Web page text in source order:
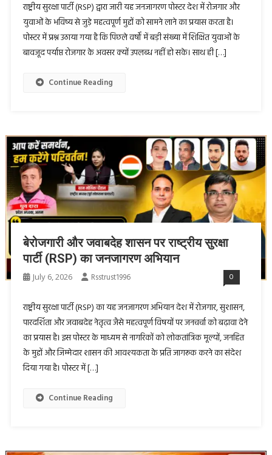
राष्ट्रीय सुरक्षा पार्टी (RSP) द्वारा जारी यह जनजागरण पोस्टर देश में रोजगार और
युवाओं के भविष्य से जुड़े महत्वपूर्ण मुद्दों को सामने लाने का प्रयास करता है।
पोस्टर में प्रश्न उठाया गया है कि पिछले वर्षों में बड़ी संख्या में शिक्षित युवाओं के
बावजूद पर्याप्त रोजगार के अवसर क्यों उपलब्ध नहीं हो सके। साथ ही […]
Continue Reading
बेरोजगारी और जवाबदेह शासन पर राष्ट्रीय सुरक्षा
पार्टी (RSP) का जनजागरण अभियान
July 6, 2026 Rsstrust1996 0
राष्ट्रीय सुरक्षा पार्टी (RSP) का यह जनजागरण अभियान देश में रोजगार, सुशासन,
पारदर्शिता और जवाबदेह नेतृत्व जैसे महत्वपूर्ण विषयों पर जनचर्चा को बढ़ावा देने
का प्रयास है। इस पोस्टर के माध्यम से नागरिकों को लोकतांत्रिक मूल्यों, जनहित
के मुद्दों और जिम्मेदार शासन की आवश्यकता के प्रति जागरूक करने का संदेश
दिया गया है। पोस्टर में […]
Continue Reading